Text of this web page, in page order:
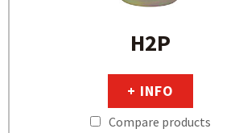
H2P
+ INFO
Compare products